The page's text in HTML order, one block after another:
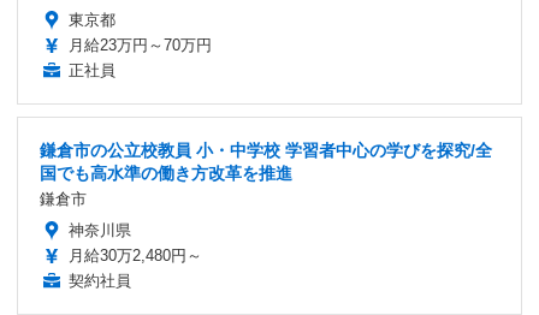
東京都
月給23万円～70万円
正社員
鎌倉市の公立校教員 小・中学校 学習者中心の学びを探究/全
国でも高水準の働き方改革を推進
鎌倉市
神奈川県
月給30万2,480円～
契約社員